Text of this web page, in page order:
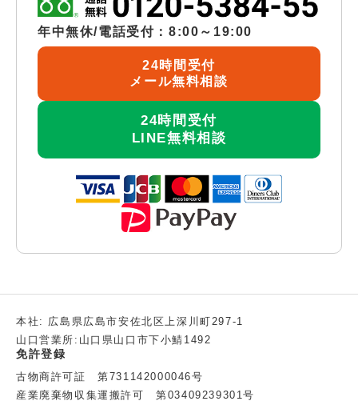
年中無休/電話受付：8:00～19:00
24時間受付
メール無料相談
24時間受付
LINE無料相談
本社: 広島県広島市安佐北区上深川町297-1
山口営業所:山口県山口市下小鯖1492
免許登録
古物商許可証 第731142000046号
産業廃棄物収集運搬許可 第03409239301号